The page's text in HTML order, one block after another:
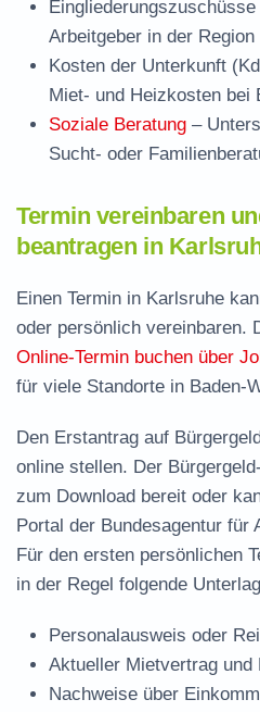
Eingliederungszuschüsse
Arbeitgeber in der Region
Kosten der Unterkunft
Miet- und Heizkosten bei
Soziale Beratung –
Sucht- oder
Termin vereinbaren
beantragen in
Einen Termin in Karlsruhe
oder persönlich vereinbaren.
Online-Termin buchen über
für viele Standorte in Baden-
Den Erstantrag auf
online stellen. Der
zum Download bereit oder
Portal der Bundesagentur für
Für den ersten persönlichen
in der Regel folgende
Personalausweis oder
Aktueller Mietvertrag und
Nachweise über